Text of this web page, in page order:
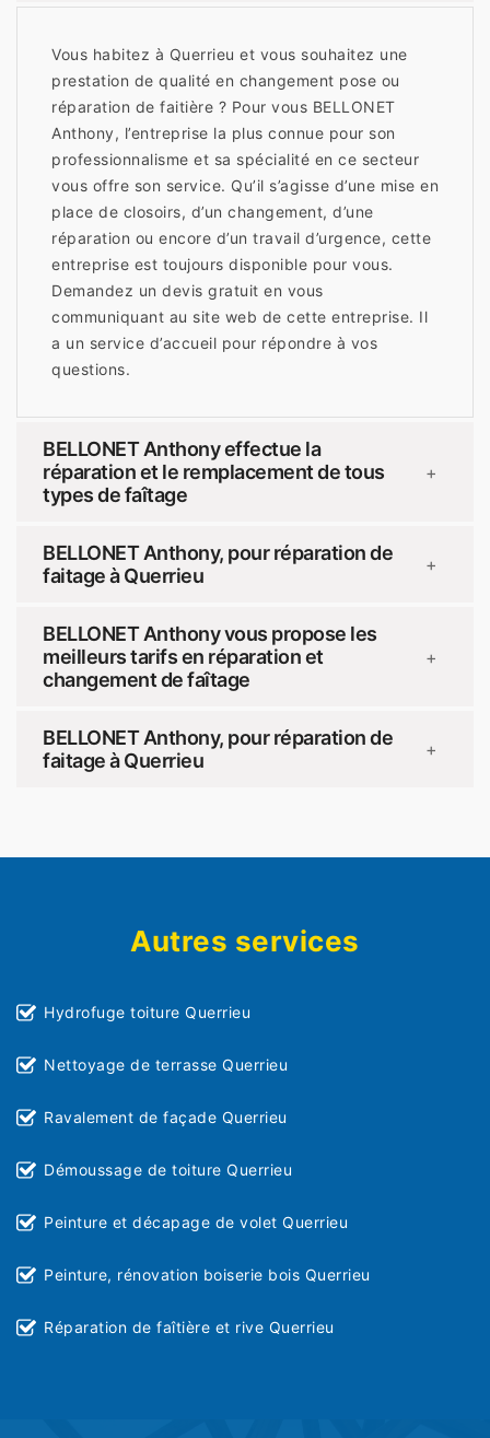
Vous habitez à Querrieu et vous souhaitez une
prestation de qualité en changement pose ou
réparation de faitière ? Pour vous BELLONET
Anthony, l’entreprise la plus connue pour son
professionnalisme et sa spécialité en ce secteur
vous offre son service. Qu’il s’agisse d’une mise en
place de closoirs, d’un changement, d’une
réparation ou encore d’un travail d’urgence, cette
entreprise est toujours disponible pour vous.
Demandez un devis gratuit en vous
communiquant au site web de cette entreprise. Il
a un service d’accueil pour répondre à vos
questions.
BELLONET Anthony effectue la
réparation et le remplacement de tous
types de faîtage
+
BELLONET Anthony, pour réparation de
faitage à Querrieu
+
BELLONET Anthony vous propose les
meilleurs tarifs en réparation et
changement de faîtage
+
BELLONET Anthony, pour réparation de
faitage à Querrieu
+
Autres services
Hydrofuge toiture Querrieu
Nettoyage de terrasse Querrieu
Ravalement de façade Querrieu
Démoussage de toiture Querrieu
Peinture et décapage de volet Querrieu
Peinture, rénovation boiserie bois Querrieu
Réparation de faîtière et rive Querrieu